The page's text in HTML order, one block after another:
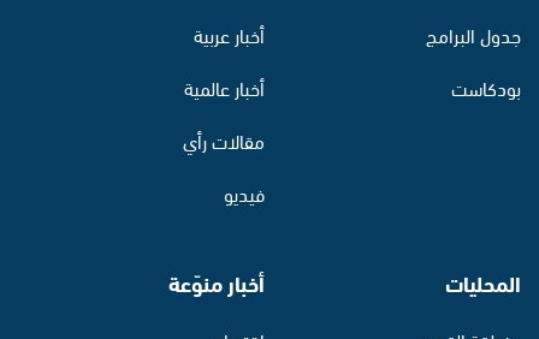
جدول البرامج
بودكاست
أخبار عربية
أخبار عالمية
مقالات رأي
فيديو
المحليات أخبار منوّعة